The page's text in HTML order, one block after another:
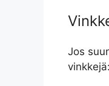
Jos
vinkkejä: